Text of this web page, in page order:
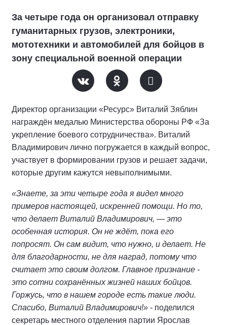
За четыре года он организовал отправку
гуманитарных грузов, электроники,
мототехники и автомобилей для бойцов в
зону специальной военной операции
Директор организации «Ресурс» Виталий Зяблин
награждён медалью Министерства обороны РФ «За
укрепление боевого сотрудничества». Виталий
Владимирович лично погружается в каждый вопрос,
участвует в формировании грузов и решает задачи,
которые другим кажутся невыполнимыми.
«Знаете, за эти четыре года я видел много
примеров настоящей, искренней помощи. Но то,
что делает Виталий Владимирович, — это
особенная история. Он не ждёт, пока его
попросят. Он сам видит, что нужно, и делает. Не
для благодарности, не для наград, потому что
считает это своим долгом. Главное признание -
это сотни сохранённых жизней наших бойцов.
Горжусь, что в нашем городе есть такие люди.
Спасибо, Виталий Владимирович!» - поделился
секретарь местного отделения партии Ярослав